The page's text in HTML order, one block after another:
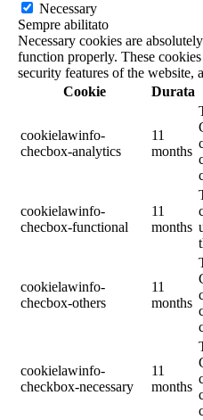
Necessary
Sempre abilitato
Necessary cookies are
function properly. These
security features of the website,
Cookie
Durata
cookielawinfo-
checbox-analytics
11
months
cookielawinfo-
checbox-functional
11
months
cookielawinfo-
checbox-others
11
months
cookielawinfo-
checkbox-necessary
11
months